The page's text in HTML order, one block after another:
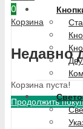
0
Корзина
Недавно
Корзина пуста!
Продолжить